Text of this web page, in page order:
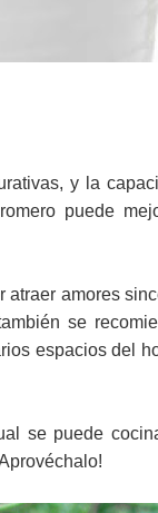
y la
puede
amores
se
espacios del
se puede